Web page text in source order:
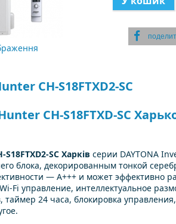
CH-S18FTXD2-SC
CH-S18FTXD-SC
SC Харків серии DAYTONA
блока, декорированным тонкой
— А+++ и может эффективно
Fi управление, интеллектуальное
24 часа, блокировка